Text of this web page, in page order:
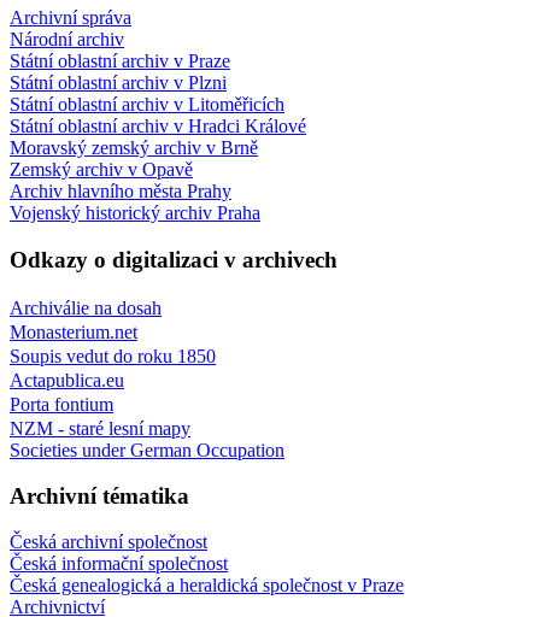
Archivní správa
Národní archiv
Státní oblastní archiv v Praze
Státní oblastní archiv v Plzni
Státní oblastní archiv v Litoměřicích
Státní oblastní archiv v Hradci Králové
Moravský zemský archiv v Brně
Zemský archiv v Opavě
Archiv hlavního města Prahy
Vojenský historický archiv Praha
Odkazy o digitalizaci v archivech
Archiválie na dosah
Monasterium.net
Soupis vedut do roku 1850
Actapublica.eu
Porta fontium
NZM - staré lesní mapy
Societies under German Occupation
Archivní tématika
Česká archivní společnost
Česká informační společnost
Česká genealogická a heraldická společnost v Praze
Archivnictví